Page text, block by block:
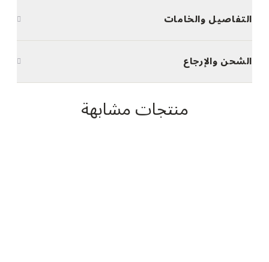
التفاصيل والخامات
الشحن والإرجاع
منتجات مشابهة